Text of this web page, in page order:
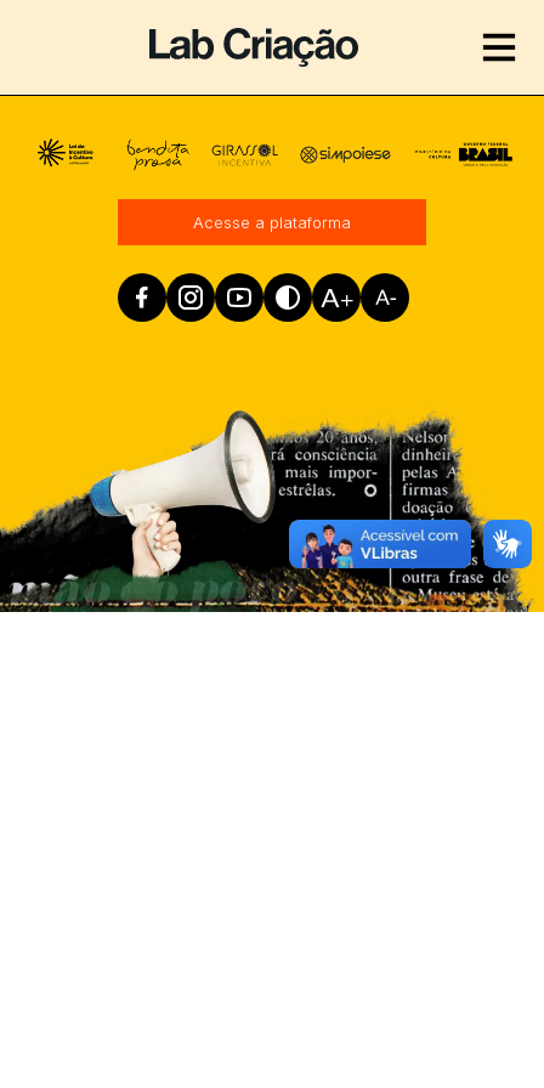
Realização
Acesse a plataforma